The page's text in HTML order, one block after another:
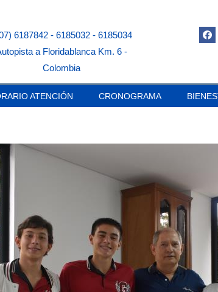
6187842 - 6185032 - 6185034
a Floridablanca Km. 6 -
Colombia
ATENCIÓN CRONOGRAMA